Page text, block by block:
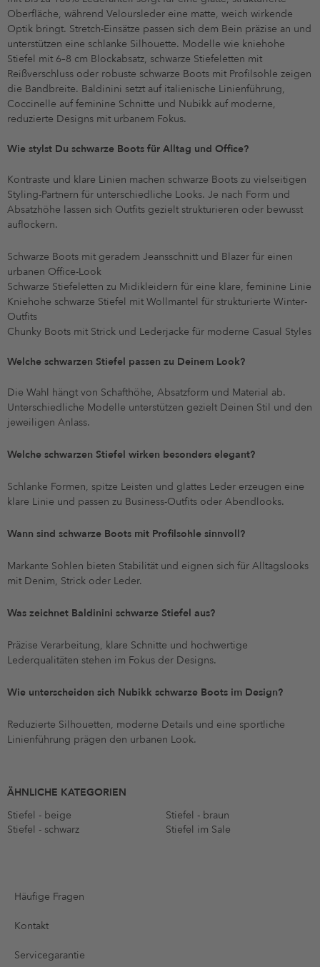
Oberfläche, während Veloursleder eine matte, weich wirkende
Optik bringt. Stretch-Einsätze passen sich dem Bein präzise an und
unterstützen eine schlanke Silhouette. Modelle wie kniehohe
Stiefel mit 6–8 cm Blockabsatz, schwarze Stiefeletten mit
Reißverschluss oder robuste schwarze Boots mit Profilsohle zeigen
die Bandbreite. Baldinini setzt auf italienische Linienführung,
Coccinelle auf feminine Schnitte und Nubikk auf moderne,
reduzierte Designs mit urbanem Fokus.
Wie stylst Du schwarze Boots für Alltag und Office?
Kontraste und klare Linien machen schwarze Boots zu vielseitigen
Styling-Partnern für unterschiedliche Looks. Je nach Form und
Absatzhöhe lassen sich Outfits gezielt strukturieren oder bewusst
auflockern.
Schwarze Boots mit geradem Jeansschnitt und Blazer für einen
urbanen Office-Look
Schwarze Stiefeletten zu Midikleidern für eine klare, feminine Linie
Kniehohe schwarze Stiefel mit Wollmantel für strukturierte Winter-
Outfits
Chunky Boots mit Strick und Lederjacke für moderne Casual Styles
Welche schwarzen Stiefel passen zu Deinem Look?
Die Wahl hängt von Schafthöhe, Absatzform und Material ab.
Unterschiedliche Modelle unterstützen gezielt Deinen Stil und den
jeweiligen Anlass.
Welche schwarzen Stiefel wirken besonders elegant?
Schlanke Formen, spitze Leisten und glattes Leder erzeugen eine
klare Linie und passen zu Business-Outfits oder Abendlooks.
Wann sind schwarze Boots mit Profilsohle sinnvoll?
Markante Sohlen bieten Stabilität und eignen sich für Alltagslooks
mit Denim, Strick oder Leder.
Was zeichnet Baldinini schwarze Stiefel aus?
Präzise Verarbeitung, klare Schnitte und hochwertige
Lederqualitäten stehen im Fokus der Designs.
Wie unterscheiden sich Nubikk schwarze Boots im Design?
Reduzierte Silhouetten, moderne Details und eine sportliche
Linienführung prägen den urbanen Look.
ÄHNLICHE KATEGORIEN
Stiefel - beige
Stiefel - braun
Stiefel - schwarz
Stiefel im Sale
Häufige Fragen
Kontakt
Servicegarantie